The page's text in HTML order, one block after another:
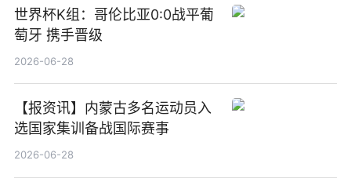
世界杯K组：哥伦比亚0:0战平葡
萄牙 携手晋级
2026-06-28
【报资讯】内蒙古多名运动员入
选国家集训备战国际赛事
2026-06-28